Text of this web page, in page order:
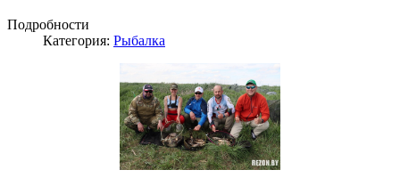
Подробности
Категория: Рыбалка